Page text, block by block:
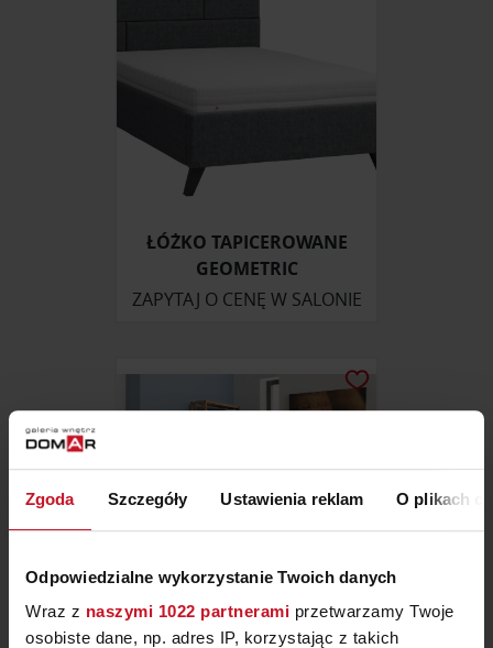
Zgoda Szczegóły Ustawienia reklam O plikach
Odpowiedzialne wykorzystanie Twoich danych
Wraz z naszymi 1022 partnerami przetwarzamy Twoje
osobiste dane, np. adres IP, korzystając z takich
ŁÓŻKO TAPICEROWANE
GEOMETRIC
ZAPYTAJ O CENĘ W SALONIE